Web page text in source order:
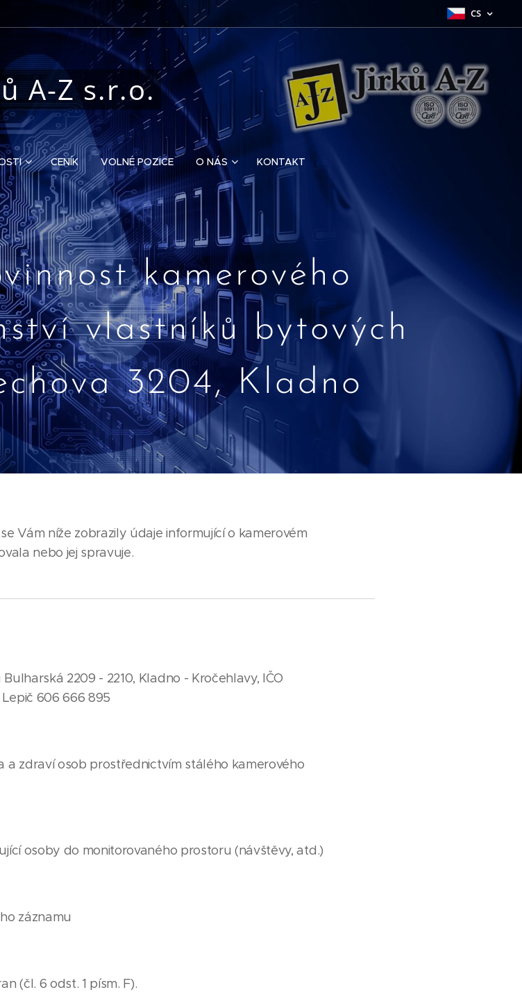
CS
A-Z s.r.o.
CENÍK VOLNÉ POZICE O NÁS KONTAKT
kamerového
vlastníků bytových
3204, Kladno
Vám níže zobrazily údaje informující o kamerovém
nebo jej spravuje.
2209 - 2210, Kladno - Kročehlavy, IČO
606 666 895
a zdraví osob prostřednictvím stálého kamerového
osoby do monitorovaného prostoru (návštěvy, atd.)
záznamu
(čl. 6 odst. 1 písm. F).